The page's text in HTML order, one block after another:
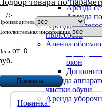
Аренда
Аренда
Аренда
пылесосов
Аренда
Аренда
окон
Аренда
чистки обуви
Аренда
/>
информация
от
Новинка!